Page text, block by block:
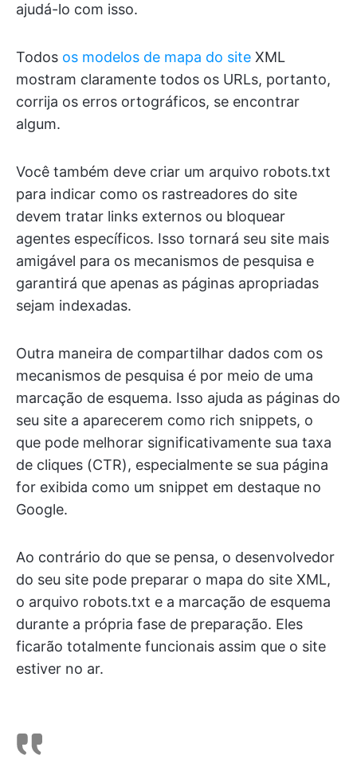
ajudá-lo com isso.
Todos os modelos de mapa do site XML
mostram claramente todos os URLs, portanto,
corrija os erros ortográficos, se encontrar
algum.
Você também deve criar um arquivo robots.txt
para indicar como os rastreadores do site
devem tratar links externos ou bloquear
agentes específicos. Isso tornará seu site mais
amigável para os mecanismos de pesquisa e
garantirá que apenas as páginas apropriadas
sejam indexadas.
Outra maneira de compartilhar dados com os
mecanismos de pesquisa é por meio de uma
marcação de esquema. Isso ajuda as páginas do
seu site a aparecerem como rich snippets, o
que pode melhorar significativamente sua taxa
de cliques (CTR), especialmente se sua página
for exibida como um snippet em destaque no
Google.
Ao contrário do que se pensa, o desenvolvedor
do seu site pode preparar o mapa do site XML,
o arquivo robots.txt e a marcação de esquema
durante a própria fase de preparação. Eles
ficarão totalmente funcionais assim que o site
estiver no ar.